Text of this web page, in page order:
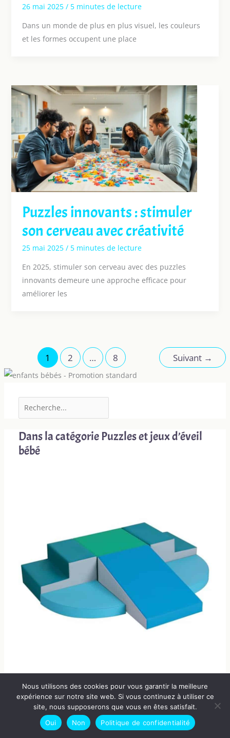
26 mai 2025 / 5 minutes de lecture
Dans un monde de plus en plus visuel, les couleurs
et les formes occupent une place
Puzzles innovants : stimuler
son cerveau avec créativité
25 mai 2025 / 5 minutes de lecture
En 2025, stimuler son cerveau avec des puzzles
innovants demeure une approche efficace pour
améliorer les
1 2 … 8 Suivant →
Dans la catégorie Puzzles et jeux d’éveil
bébé
blocs mousse antidérapants
Nous utilisons des cookies pour vous garantir la meilleure
expérience sur notre site web. Si vous continuez à utiliser ce
site, nous supposerons que vous en êtes satisfait.
Oui
Non Politique de confidentialité